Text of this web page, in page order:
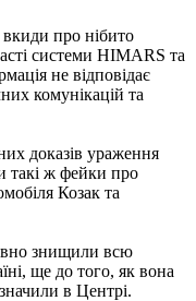
про нібито
системи HIMARS та
не відповідає
комунікацій та
доказів ураження
такі ж фейки про
Козак та
знищили всю
ще до того, як вона
в Центрі.